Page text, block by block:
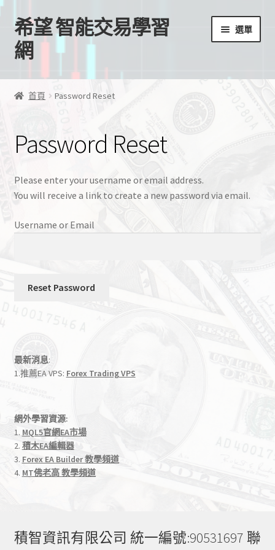
跳
至
導
跳
至
主
容
希望 智能交易學習
網
選單
首頁
結帳
購物車
首頁 Password Reset
Password Reset
Please enter your username or email address.
You will receive a link to create a new password via email.
Username or Email
最新消息:
1.推薦EA VPS: Forex Trading VPS
網外學習資源:
1. MQL5官網EA市場
2. 積木EA編輯器
3. Forex EA Builder 教學頻道
4. MT佛老高 教學頻道
積智資訊有限公司 統一編號:90531697 聯